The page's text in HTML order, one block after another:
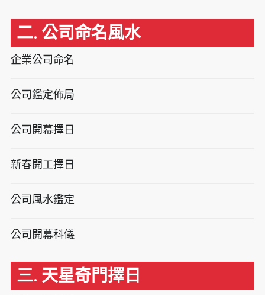
二. 公司命名風水
企業公司命名
公司鑑定佈局
公司開幕擇日
新春開工擇日
公司風水鑑定
公司開幕科儀
三. 天星奇門擇日